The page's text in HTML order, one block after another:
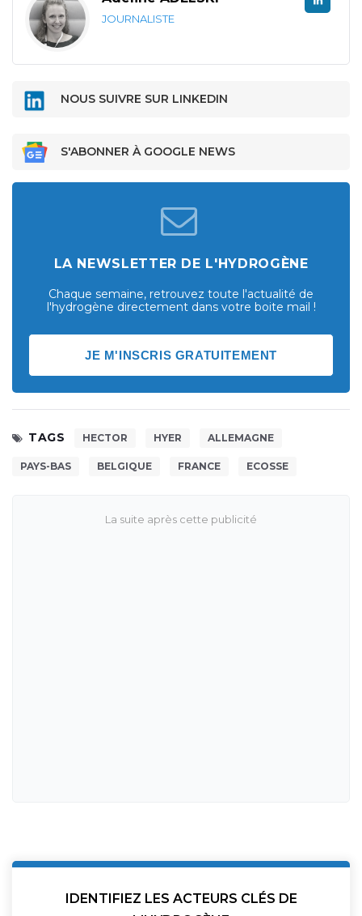
JOURNALISTE
NOUS SUIVRE SUR LINKEDIN
S'ABONNER À GOOGLE NEWS
LA NEWSLETTER DE L'HYDROGÈNE
Chaque semaine, retrouvez toute l'actualité de
l'hydrogène directement dans votre boite mail !
JE M'INSCRIS GRATUITEMENT
TAGS HECTOR HYER ALLEMAGNE
PAYS-BAS BELGIQUE FRANCE ECOSSE
IDENTIFIEZ LES ACTEURS CLÉS DE